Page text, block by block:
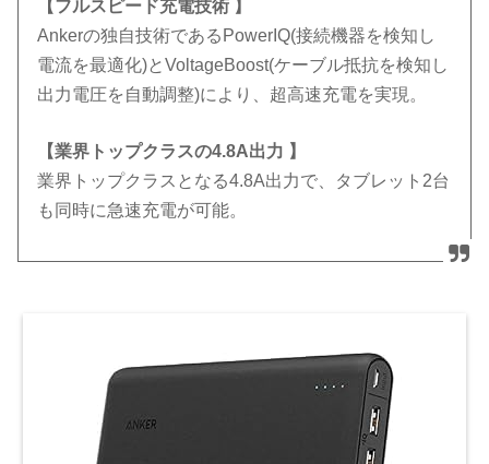
【フルスピード充電技術 】
Ankerの独自技術であるPowerIQ(接続機器を検知し
電流を最適化)とVoltageBoost(ケーブル抵抗を検知し
出力電圧を自動調整)により、超高速充電を実現。
【業界トップクラスの4.8A出力 】
業界トップクラスとなる4.8A出力で、タブレット2台
も同時に急速充電が可能。